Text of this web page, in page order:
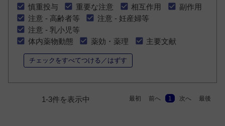
慎重投与
重要な注意 相互作用
副作用
注意 - 高齢者等
注意 - 妊産婦等
注意 - 乳小児等
体内薬物動態
薬効・薬理 主要文献
チェックをすべてつける／はずす
1-3件を表示中 最初 前へ 1 次へ 最後